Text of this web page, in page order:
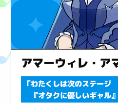
アマーウィレ・ア
「わたくしは次のステージ
『オタクに優しいギャル